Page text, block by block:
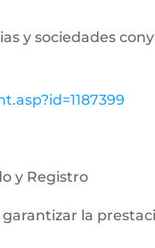
y sociedades
y Registro
la